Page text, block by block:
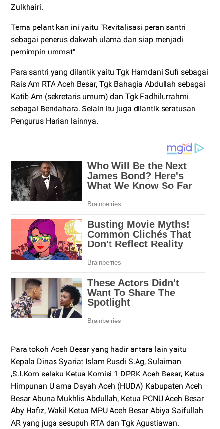
Zulkhairi.
Tema pelantikan ini yaitu "Revitalisasi peran santri
sebagai penerus dakwah ulama dan siap menjadi
pemimpin ummat".
Para santri yang dilantik yaitu Tgk Hamdani Sufi sebagai
Rais Am RTA Aceh Besar, Tgk Bahagia Abdullah sebagai
Katib Am (sekretaris umum) dan Tgk Fadhilurrahmi
sebagai Bendahara. Selain itu juga dilantik seratusan
Pengurus Harian lainnya.
Para tokoh Aceh Besar yang hadir antara lain yaitu
Kepala Dinas Syariat Islam Rusdi S.Ag, Sulaiman
,S.I.Kom selaku Ketua Komisi 1 DPRK Aceh Besar, Ketua
Himpunan Ulama Dayah Aceh (HUDA) Kabupaten Aceh
Besar Abuna Mukhlis Abdullah, Ketua PCNU Aceh Besar
Aby Hafiz, Wakil Ketua MPU Aceh Besar Abiya Saifullah
AR yang juga sesupuh RTA dan Tgk Agustiawan.